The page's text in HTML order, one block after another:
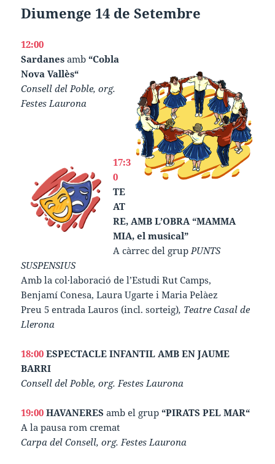
Diumenge 14 de Setembre
12:00
Sardanes amb“Cobla
Nova Vallès“
Consell del Poble, org.
Festes Laurona
17:3
0
TE
AT
RE, AMB L’OBRA “MAMMA
MIA, el musical”
A càrrec del grup PUNTS
SUSPENSIUS
Amb la col·laboració de l’Estudi Rut Camps,
Benjamí Conesa, Laura Ugarte i Maria Pelàez
Preu 5 entrada Lauros (incl. sorteig), Teatre Casal de
Llerona
18:00 ESPECTACLE INFANTIL AMB EN JAUME
BARRI
Consell del Poble, org. Festes Laurona
19:00 HAVANERES amb el grup“PIRATS PEL MAR“
A la pausa rom cremat
Carpa del Consell, org. Festes Laurona